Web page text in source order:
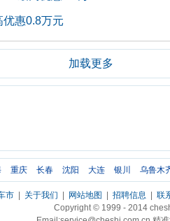
优惠0.8万元
加载更多
重庆 长春 沈阳 大连 银川 乌鲁木
市| 关于我们 网站地图 招聘信息
联
Copyright © 1999 - 2014